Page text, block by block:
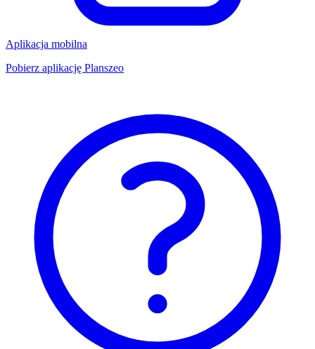
Aplikacja mobilna
Pobierz aplikację Planszeo